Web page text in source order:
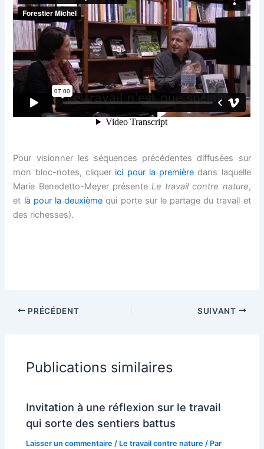
Pour visionner les séquences précédentes diffusées sur
mon bloc-notes, cliquer ici pour la première dans laquelle
Marie Benedetto-Meyer présente Le travail contre nature,
et là pour la deuxième qui porte sur le partage du travail et
des richesses).
PRÉCÉDENT SUIVANT
Publications similaires
Invitation à une réflexion sur le travail
qui sorte des sentiers battus
Laisser un commentaire / Le travail contre nature / Par